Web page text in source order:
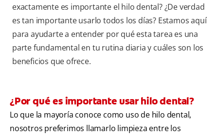
exactamente es importante el hilo dental? ¿De verdad
es tan importante usarlo todos los días? Estamos aquí
para ayudarte a entender por qué esta tarea es una
parte fundamental en tu rutina diaria y cuáles son los
beneficios que ofrece.
¿Por qué es importante usar hilo dental?
Lo que la mayoría conoce como uso de hilo dental,
nosotros preferimos llamarlo limpieza entre los